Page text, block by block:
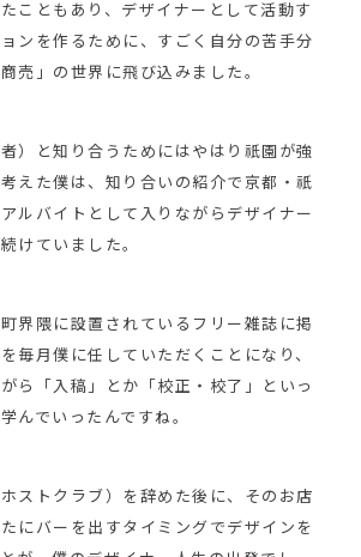
こともあり、デザイナーとして活動す
ンを作るために、すごく自分の苦手分
売」の世界に飛び込みました。
）と知り合うためにはやはり祇園が強
えた僕は、知り合いの紹介で京都・祇
ルバイトとして入りながらデザイナー
けていました。
界隈に設置されているフリー雑誌に掲
毎月僕に任していただくことになり、
ら「入稿」とか「校正・校了」といっ
んでいったんですね。
ストクラブ）を辞めた後に、そのお店
にバーを出すタイミングでデザインを